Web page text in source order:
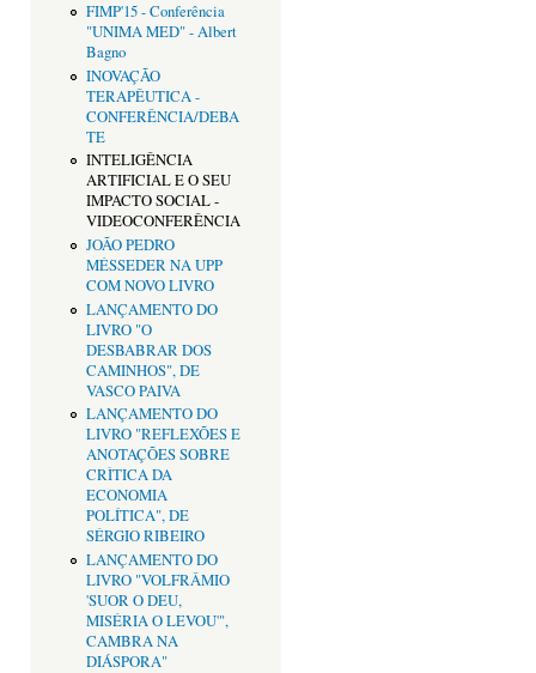
FIMP'15 - Conferência
"UNIMA MED" - Albert
Bagno
INOVAÇÃO
TERAPÊUTICA -
CONFERÊNCIA/DEBA
TE
INTELIGÊNCIA
ARTIFICIAL E O SEU
IMPACTO SOCIAL -
VIDEOCONFERÊNCIA
JOÃO PEDRO
MÉSSEDER NA UPP
COM NOVO LIVRO
LANÇAMENTO DO
LIVRO "O
DESBABRAR DOS
CAMINHOS", DE
VASCO PAIVA
LANÇAMENTO DO
LIVRO "REFLEXÕES E
ANOTAÇÕES SOBRE
CRÌTICA DA
ECONOMIA
POLÍTICA", DE
SÉRGIO RIBEIRO
LANÇAMENTO DO
LIVRO "VOLFRÂMIO
'SUOR O DEU,
MISÉRIA O LEVOU'",
CAMBRA NA
DIÁSPORA"